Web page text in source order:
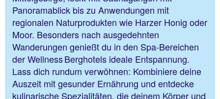
Panoramablick bis zu Anwendungen mit
regionalen Naturprodukten wie Harzer Honig oder
Moor. Besonders nach ausgedehnten
Wanderungen genießt du in den Spa-Bereichen
der Wellness Berghotels ideale Entspannung.
Lass dich rundum verwöhnen: Kombiniere deine
Auszeit mit gesunder Ernährung und entdecke
kulinarische Spezialitäten, die deinem Körper und